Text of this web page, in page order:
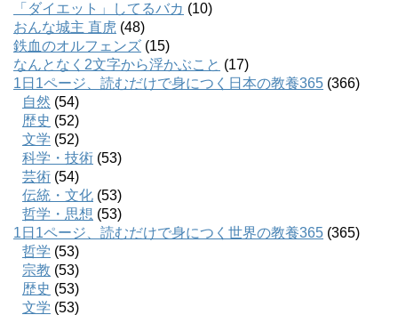
「ダイエット」してるバカ (10)
おんな城主 直虎 (48)
鉄血のオルフェンズ (15)
なんとなく2文字から浮かぶこと (17)
1日1ページ、読むだけで身につく日本の教養365 (366)
自然 (54)
歴史 (52)
文学 (52)
科学・技術 (53)
芸術 (54)
伝統・文化 (53)
哲学・思想 (53)
1日1ページ、読むだけで身につく世界の教養365 (365)
哲学 (53)
宗教 (53)
歴史 (53)
文学 (53)